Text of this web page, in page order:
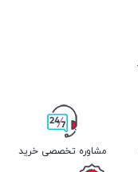
مشاوره تخصصی خرید